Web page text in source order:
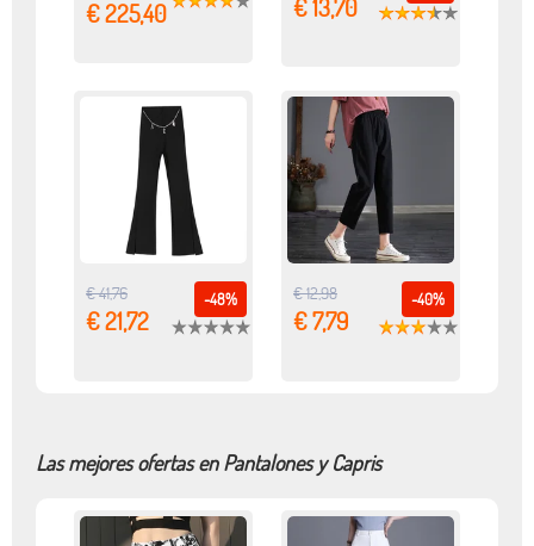
€ 225,40 € 13,70
-48%
€ 41,76
€ 21,72
-40%
€ 12,98
€ 7,79
Las mejores ofertas en Pantalones y Capris